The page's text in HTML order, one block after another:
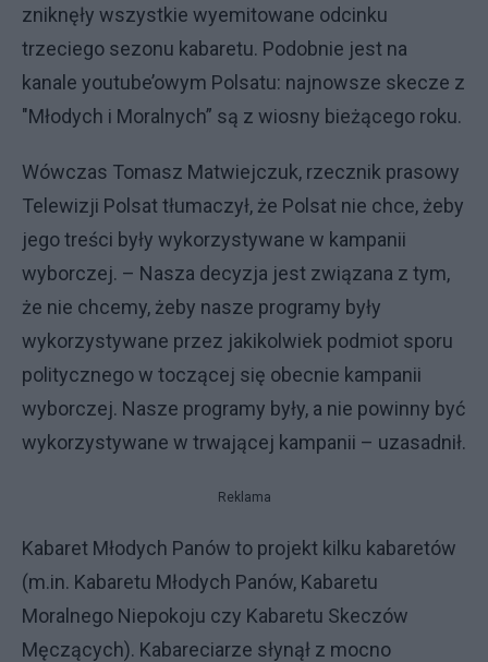
zniknęły wszystkie wyemitowane odcinku
trzeciego sezonu kabaretu. Podobnie jest na
kanale youtube’owym Polsatu: najnowsze skecze z
"Młodych i Moralnych” są z wiosny bieżącego roku.
Wówczas Tomasz Matwiejczuk, rzecznik prasowy
Telewizji Polsat tłumaczył, że Polsat nie chce, żeby
jego treści były wykorzystywane w kampanii
wyborczej. – Nasza decyzja jest związana z tym,
że nie chcemy, żeby nasze programy były
wykorzystywane przez jakikolwiek podmiot sporu
politycznego w toczącej się obecnie kampanii
wyborczej. Nasze programy były, a nie powinny być
wykorzystywane w trwającej kampanii – uzasadnił.
Reklama
Kabaret Młodych Panów to projekt kilku kabaretów
(m.in. Kabaretu Młodych Panów, Kabaretu
Moralnego Niepokoju czy Kabaretu Skeczów
Męczących). Kabareciarze słynął z mocno